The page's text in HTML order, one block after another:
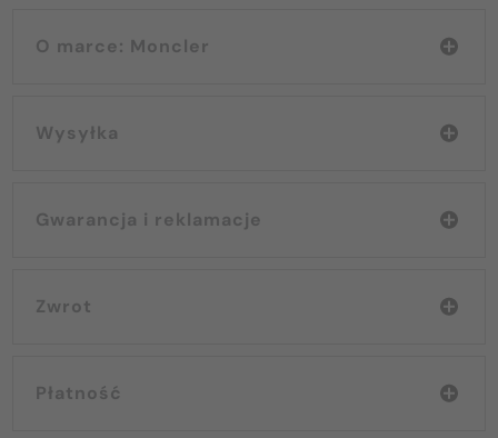
O marce: Moncler
Wysyłka
Gwarancja i reklamacje
Zwrot
Płatność